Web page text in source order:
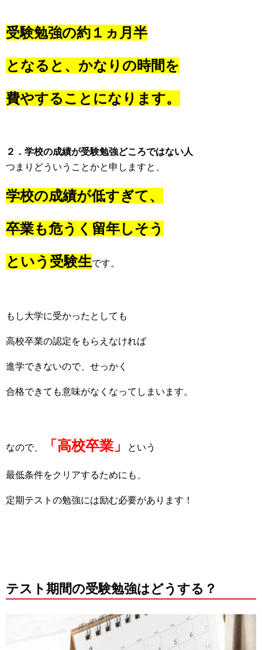
受験勉強の約１ヵ月半
となると、 かなりの時間を
費やすることになります。
２．学校の成績が受験勉強どころではない人
つまりどういうことかと申しますと、
学校の成績が低すぎて、
卒業も危うく 留年しそう
という受験生です。
もし大学に受かったとしても
高校卒業の認定をもらえなければ
進学できないので、せっかく
合格できても意味がなくなってしまいます。
なので、 「高校卒業」 という
最低条件をクリアするためにも、
定期テストの勉強には励む必要があります！
テスト期間の受験勉強はどうする？